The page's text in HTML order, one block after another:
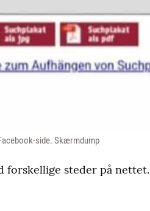
side. Skærmdump
forskellige steder på nettet.